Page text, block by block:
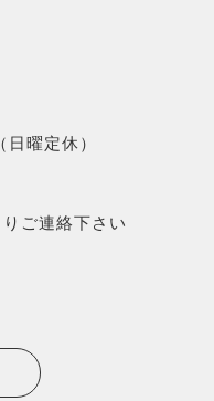
曜定休）
ご連絡下さい